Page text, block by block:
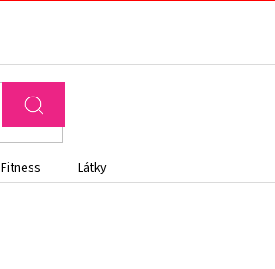
Fitness
Látky